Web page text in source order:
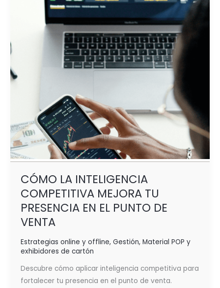
CÓMO LA INTELIGENCIA
COMPETITIVA MEJORA TU
PRESENCIA EN EL PUNTO DE
VENTA
Estrategias online y offline, Gestión, Material POP y
exhibidores de cartón
Descubre cómo aplicar inteligencia competitiva para
fortalecer tu presencia en el punto de venta.
COMPETITIVA
MEJORA
PRESENCIA